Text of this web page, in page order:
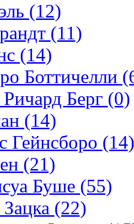
(12)
(11)
(14)
Боттичелли
Берг (0)
(14)
Гейнсборо (14)
(21)
Буше (55)
(22)